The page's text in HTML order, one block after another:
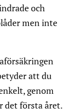
och
men inte
att du
genom
det första året.